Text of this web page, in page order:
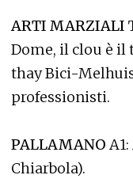
ARTI MARZIALI
Dome, il clou è il
thay Bici-
professionisti.
PALLAMANO
Chiarbola).